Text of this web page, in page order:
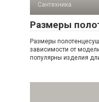
Сантехника
Размеры
Размеры
зависимости от
популярны изделия